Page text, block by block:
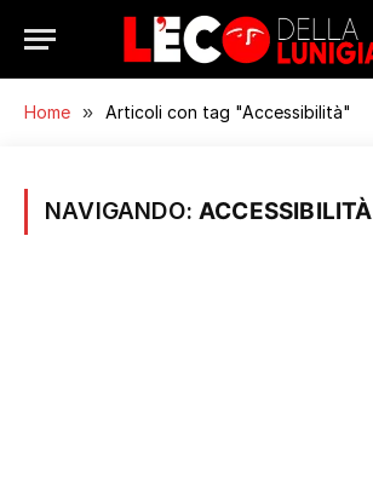
Home » Articoli con tag "Accessibilità"
NAVIGANDO:ACCESSIBILITÀ